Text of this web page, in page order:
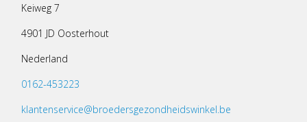
Keiweg 7
4901 JD Oosterhout
Nederland
0162-453223
klantenservice@broedersgezondheidswinkel.be